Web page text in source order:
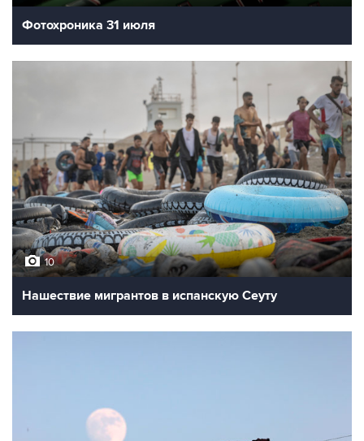
Фотохроника 31 июля
10
Нашествие мигрантов в испанскую Сеуту